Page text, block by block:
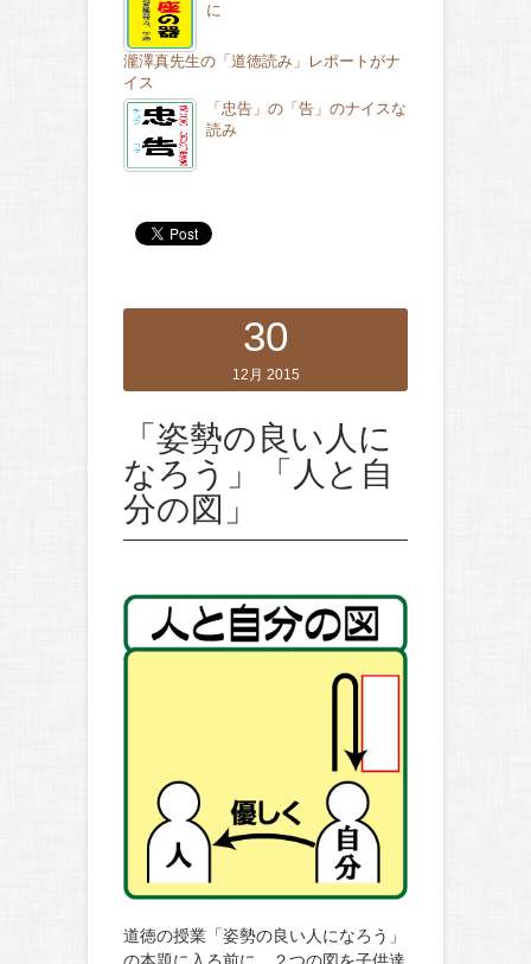
に
瀧澤真先生の「道徳読み」レポートがナ
イス
「忠告」の「告」のナイスな
読み
30
12月 2015
「姿勢の良い人に
なろう」「人と自
分の図」
道徳の授業「姿勢の良い人になろう」